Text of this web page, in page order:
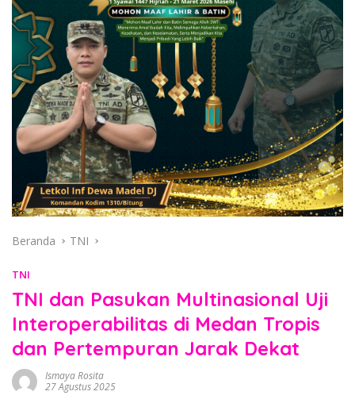
Beranda TNI
TNI
TNI dan Pasukan Multinasional Uji
Interoperabilitas di Medan Tropis
dan Pertempuran Jarak Dekat
Ismaya Rosita
27 Agustus 2025